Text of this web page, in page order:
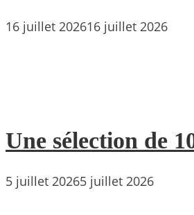
16 juillet 202616 juillet 2026
Une sélection de
5 juillet 20265 juillet 2026